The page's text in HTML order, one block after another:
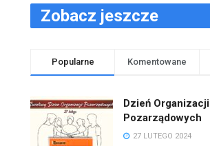
Zobacz jeszcze
Popularne Komentowane
Dzień Organizacji
Pozarządowych
27 LUTEGO 2024